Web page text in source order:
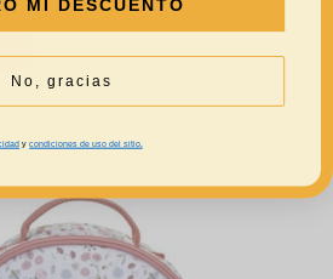
MI DESCUENTO
No, gracias
ycondiciones de uso del sitio.